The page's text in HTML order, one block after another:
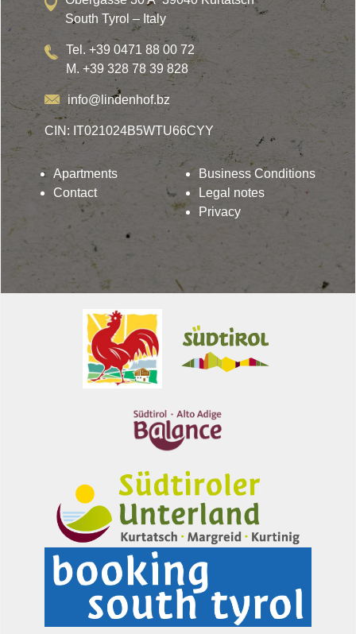
South Tyrol – Italy
Tel. +39 0471 88 00 72
M. +39 328 78 39 828
info@lindenhof.bz
CIN: IT021024B5WTU66CYY
Apartments
Contact
Business Conditions
Legal notes
Privacy
Lindenhof